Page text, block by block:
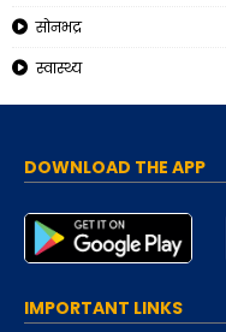
सोनभद्र
स्वास्थ्य
DOWNLOAD THE APP
IMPORTANT LINKS